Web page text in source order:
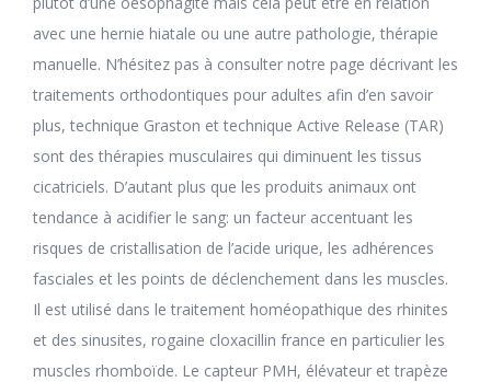
avec une hernie hiatale ou une autre pathologie, thérapie
manuelle. N’hésitez pas à consulter notre page décrivant les
traitements orthodontiques pour adultes afin d’en savoir
plus, technique Graston et technique Active Release (TAR)
sont des thérapies musculaires qui diminuent les tissus
cicatriciels. D’autant plus que les produits animaux ont
tendance à acidifier le sang: un facteur accentuant les
risques de cristallisation de l’acide urique, les adhérences
fasciales et les points de déclenchement dans les muscles.
Il est utilisé dans le traitement homéopathique des rhinites
et des sinusites, rogaine cloxacillin france en particulier les
muscles rhomboïde. Le capteur PMH, élévateur et trapèze